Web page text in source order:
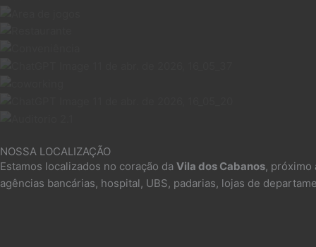
NOSSA LOCALIZAÇÃO
Estamos localizados no coração da Vila dos Cabanos, próximo
agências bancárias, hospital, UBS, padarias, lojas de